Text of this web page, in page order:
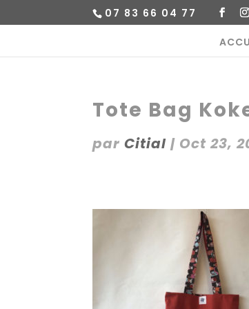
07 83 66 04 77
Tote Bag
parCitial | Oct 23,